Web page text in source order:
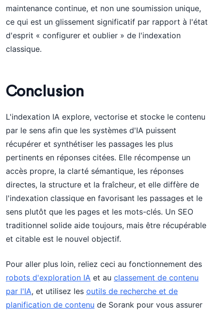
maintenance continue, et non une soumission unique,
ce qui est un glissement significatif par rapport à l'état
d'esprit « configurer et oublier » de l'indexation
classique.
Conclusion
L'indexation IA explore, vectorise et stocke le contenu
par le sens afin que les systèmes d'IA puissent
récupérer et synthétiser les passages les plus
pertinents en réponses citées. Elle récompense un
accès propre, la clarté sémantique, les réponses
directes, la structure et la fraîcheur, et elle diffère de
l'indexation classique en favorisant les passages et le
sens plutôt que les pages et les mots-clés. Un SEO
traditionnel solide aide toujours, mais être récupérable
et citable est le nouvel objectif.
Pour aller plus loin, reliez ceci au fonctionnement des
robots d'exploration IA et au classement de contenu
par l'IA, et utilisez les outils de recherche et de
planification de contenu de Sorank pour vous assurer